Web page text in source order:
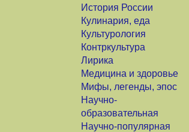
История России
Кулинария, еда
Культурология
Контркультура
Лирика
Медицина и здоровье
Мифы, легенды, эпос
Научно-
образовательная
Научно-популярная